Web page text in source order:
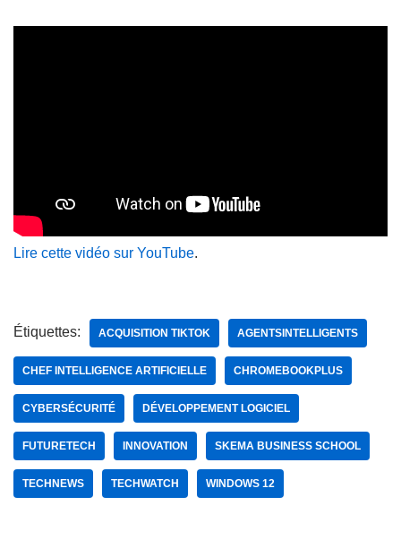
Lire cette vidéo sur YouTube.
Étiquettes: ACQUISITION TIKTOK AGENTSINTELLIGENTS
CHEF INTELLIGENCE ARTIFICIELLE CHROMEBOOKPLUS
CYBERSÉCURITÉ DÉVELOPPEMENT LOGICIEL
FUTURETECH INNOVATION SKEMA BUSINESS SCHOOL
TECHNEWS TECHWATCH WINDOWS 12